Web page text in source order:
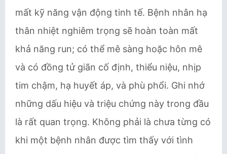
mất kỹ năng vận động tinh tế. Bệnh nhân hạ
thân nhiệt nghiêm trọng sẽ hoàn toàn mất
khả năng run; có thể mê sàng hoặc hôn mê
và có đồng tử giãn cố định, thiểu niệu, nhịp
tim chậm, hạ huyết áp, và phù phổi. Ghi nhớ
những dấu hiệu và triệu chứng này trong đầu
là rất quan trọng. Không phải là chưa từng có
khi một bệnh nhân được tìm thấy với tình